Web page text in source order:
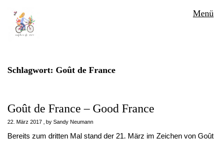
Menü
Schlagwort: Goût de France
Goût de France – Good France
22. März 2017 by Sandy Neumann
Bereits zum dritten Mal stand der 21. März im Zeichen von Goût